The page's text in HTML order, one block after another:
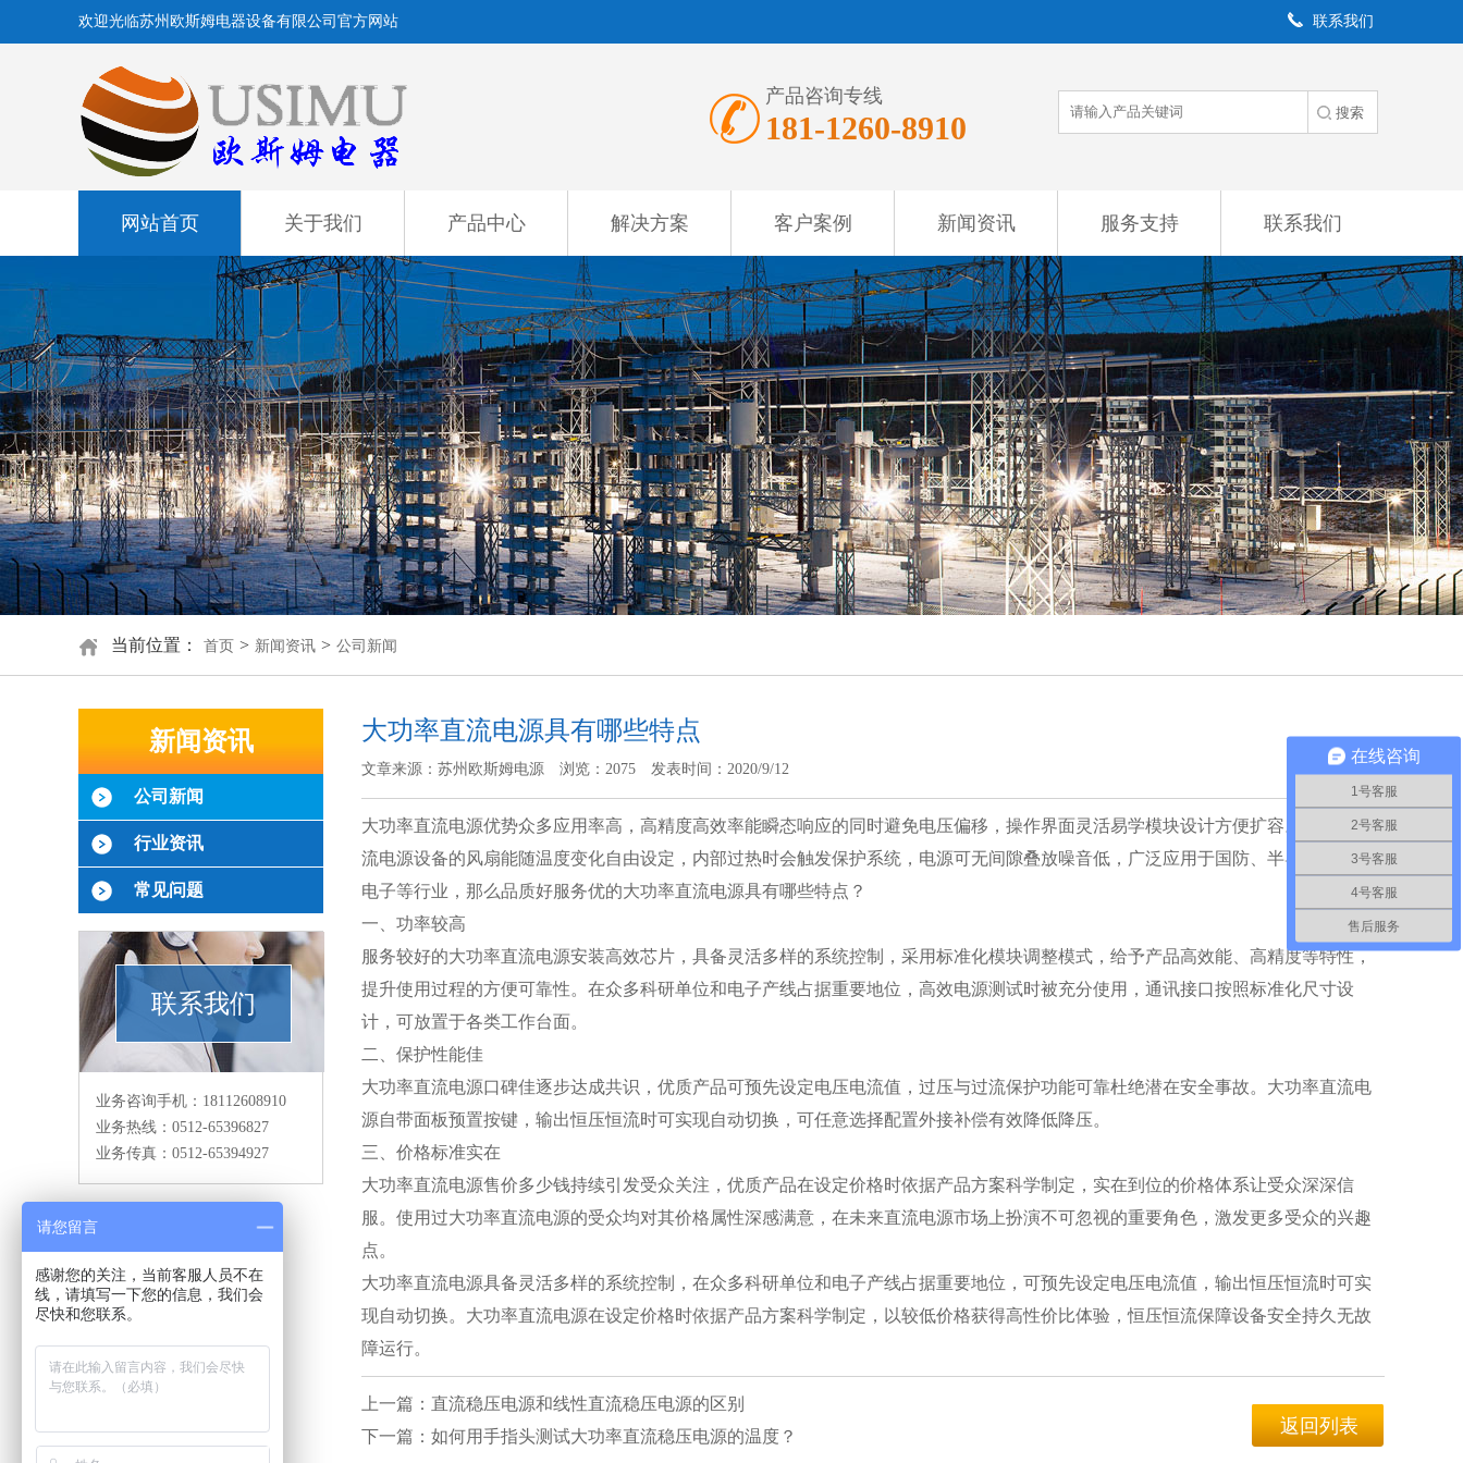
欢迎光临苏州欧斯姆电器设备有限公司官方网站 联系我们
产品咨询专线
181-1260-8910
网站首页 关于我们 产品中心 解决方案 客户案例 新闻资讯 服务支持 联系我们
当前位置： 首页 > 新闻资讯 > 公司新闻
新闻资讯
公司新闻
行业资讯
常见问题
联系我们
业务咨询手机：18112608910
业务热线：0512-65396827
业务传真：0512-65394927
大功率直流电源具有哪些特点
文章来源：苏州欧斯姆电源 浏览：2075 发表时间：2020/9/12
大功率直流电源优势众多应用率高，高精度高效率能瞬态响应的同时避免电压偏移，操作界面灵活易学模块设计方便扩容。大功率直
流电源设备的风扇能随温度变化自由设定，内部过热时会触发保护系统，电源可无间隙叠放噪音低，广泛应用于国防、半导体、汽车
电子等行业，那么品质好服务优的大功率直流电源具有哪些特点？
一、功率较高
服务较好的大功率直流电源安装高效芯片，具备灵活多样的系统控制，采用标准化模块调整模式，给予产品高效能、高精度等特性，
提升使用过程的方便可靠性。在众多科研单位和电子产线占据重要地位，高效电源测试时被充分使用，通讯接口按照标准化尺寸设
计，可放置于各类工作台面。
二、保护性能佳
大功率直流电源口碑佳逐步达成共识，优质产品可预先设定电压电流值，过压与过流保护功能可靠杜绝潜在安全事故。大功率直流电
源自带面板预置按键，输出恒压恒流时可实现自动切换，可任意选择配置外接补偿有效降低降压。
三、价格标准实在
大功率直流电源售价多少钱持续引发受众关注，优质产品在设定价格时依据产品方案科学制定，实在到位的价格体系让受众深深信
服。使用过大功率直流电源的受众均对其价格属性深感满意，在未来直流电源市场上扮演不可忽视的重要角色，激发更多受众的兴趣
点。
大功率直流电源具备灵活多样的系统控制，在众多科研单位和电子产线占据重要地位，可预先设定电压电流值，输出恒压恒流时可实
现自动切换。大功率直流电源在设定价格时依据产品方案科学制定，以较低价格获得高性价比体验，恒压恒流保障设备安全持久无故
障运行。
上一篇：直流稳压电源和线性直流稳压电源的区别
下一篇：如何用手指头测试大功率直流稳压电源的温度？
返回列表
在线咨询
1号客服
2号客服
3号客服
4号客服
售后服务
请您留言
感谢您的关注，当前客服人员不在
线，请填写一下您的信息，我们会
尽快和您联系。